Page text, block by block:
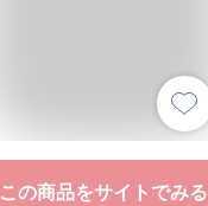
この商品をサイトでみる